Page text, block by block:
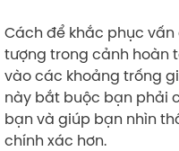
Cách để khắc phục
tượng trong cảnh hoàn
vào các khoảng trống
này bắt buộc bạn phải
bạn và giúp bạn nhìn
chính xác hơn.